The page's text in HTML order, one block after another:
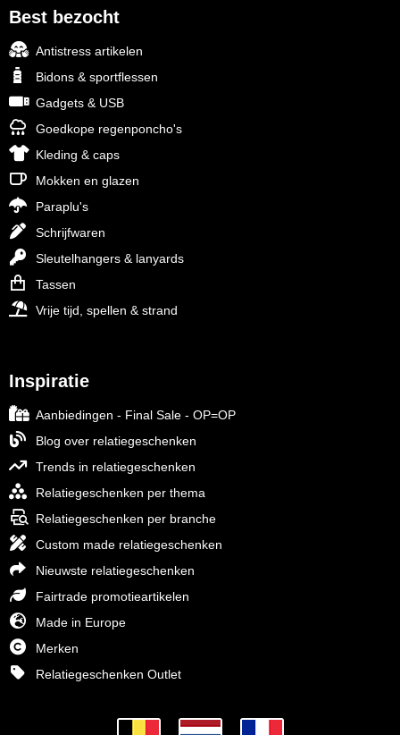
Best bezocht
Antistress artikelen
Bidons & sportflessen
Gadgets & USB
Goedkope regenponcho's
Kleding & caps
Mokken en glazen
Paraplu's
Schrijfwaren
Sleutelhangers & lanyards
Tassen
Vrije tijd, spellen & strand
Inspiratie
Aanbiedingen - Final Sale - OP=OP
Blog over relatiegeschenken
Trends in relatiegeschenken
Relatiegeschenken per thema
Relatiegeschenken per branche
Custom made relatiegeschenken
Nieuwste relatiegeschenken
Fairtrade promotieartikelen
Made in Europe
Merken
Relatiegeschenken Outlet